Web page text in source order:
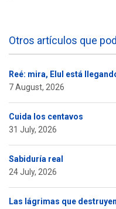
Otros artículos que
Reé: mira, Elul está
7 August, 2026
Cuida los centavos
31 July, 2026
Sabiduría real
24 July, 2026
Las lágrimas que